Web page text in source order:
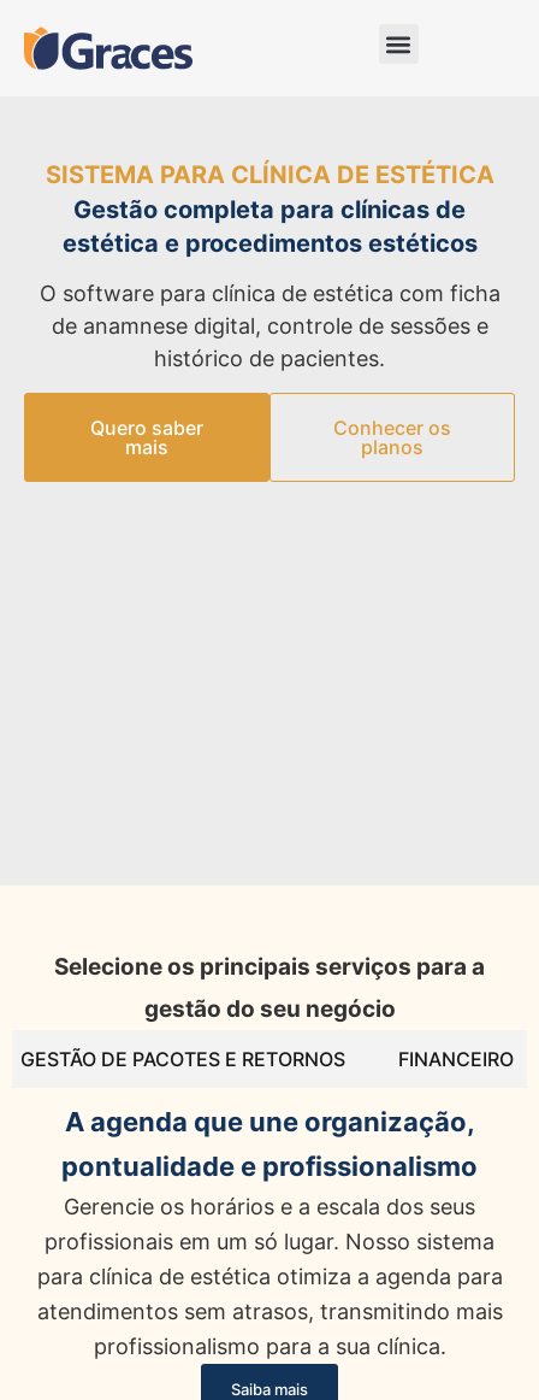
SISTEMA PARA CLÍNICA DE ESTÉTICA
Gestão completa para clínicas de
estética e procedimentos estéticos
O software para clínica de estética com ficha
de anamnese digital, controle de sessões e
histórico de pacientes.
Quero saber
mais
Conhecer os
planos
Selecione os principais serviços para a
gestão do seu negócio
GESTÃO DE PACOTES E RETORNOS FINANCEIRO
A agenda que une organização,
pontualidade e profissionalismo
Gerencie os horários e a escala dos seus
profissionais em um só lugar. Nosso sistema
para clínica de estética otimiza a agenda para
atendimentos sem atrasos, transmitindo mais
profissionalismo para a sua clínica.
Saiba mais